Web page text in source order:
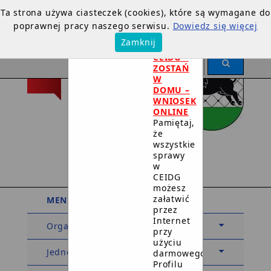
Urząd Miejski
w Debrznie
MENU PODMIOTOWE
Organy
Jednostki organizacyjne
Ta strona używa ciasteczek (cookies), które są wymagane do
poprawnej pracy naszego serwisu. Dowiedz się więcej
Zamknij
×
DOTYCZY
CEIDG –
ZOSTAŃ
W
DOMU –
WNIOSEK
ONLINE
Pamiętaj,
że
wszystkie
sprawy
w
CEIDG
możesz
załatwić
przez
Internet
przy
użyciu
darmowego
Profilu